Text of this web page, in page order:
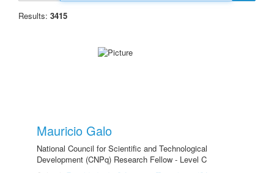
Results: 3415
Mauricio Galo
National Council for Scientific and Technological
Development (CNPq) Research Fellow - Level C